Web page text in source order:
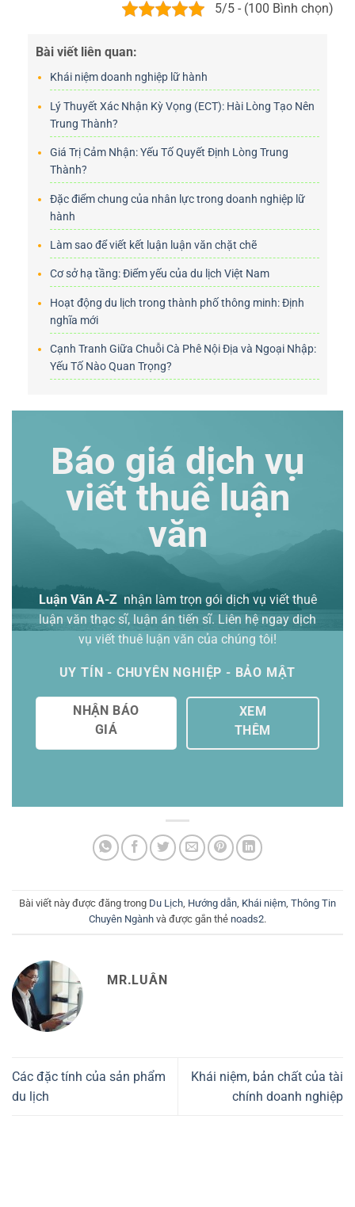
5/5 - (100 Bình chọn)
Bài viết liên quan:
Khái niệm doanh nghiệp lữ hành
Lý Thuyết Xác Nhận Kỳ Vọng (ECT): Hài Lòng Tạo Nên
Trung Thành?
Giá Trị Cảm Nhận: Yếu Tố Quyết Định Lòng Trung
Thành?
Đặc điểm chung của nhân lực trong doanh nghiệp lữ
hành
Làm sao để viết kết luận luận văn chặt chẽ
Cơ sở hạ tầng: Điểm yếu của du lịch Việt Nam
Hoạt động du lịch trong thành phố thông minh: Định
nghĩa mới
Cạnh Tranh Giữa Chuỗi Cà Phê Nội Địa và Ngoại Nhập:
Yếu Tố Nào Quan Trọng?
Báo giá dịch vụ
viết thuê luận
văn
Luận Văn A-Z nhận làm trọn gói dịch vụ viết thuê
luận văn thạc sĩ, luận án tiến sĩ. Liên hệ ngay dịch
vụ viết thuê luận văn của chúng tôi!
UY TÍN - CHUYÊN NGHIỆP - BẢO MẬT
NHẬN BÁO
GIÁ
XEM
THÊM
Bài viết này được đăng trong Du Lịch, Hướng dẫn, Khái niệm, Thông Tin
Chuyên Ngành và được gắn thẻ noads2.
MR.LUÂN
Các đặc tính của sản phẩm
du lịch
Khái niệm, bản chất của tài
chính doanh nghiệp